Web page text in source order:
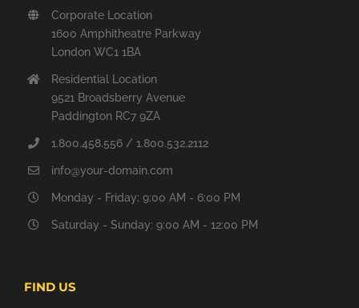
Corporate Location
1600 Amphitheatre Parkway
London WC1 1BA
Residential Location
9521 Broadsberry Avenue
Paddington RC7 9ZA
1.800.458.556 / 1.800.532.2112
info@your-domain.com
Monday - Friday: 9:00 AM - 6:00 PM
Saturday - Sunday: 9:00 AM - 12:00 PM
FIND US